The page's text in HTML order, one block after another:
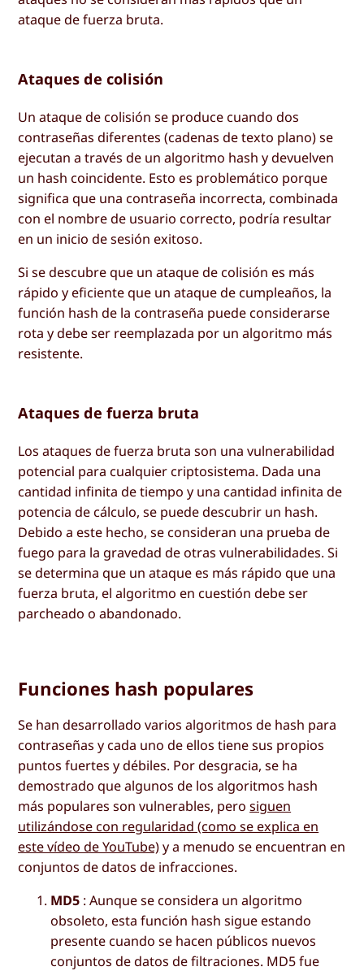
ataque de fuerza bruta.
Ataques de colisión
Un ataque de colisión se produce cuando dos
contraseñas diferentes (cadenas de texto plano) se
ejecutan a través de un algoritmo hash y devuelven
un hash coincidente. Esto es problemático porque
significa que una contraseña incorrecta, combinada
con el nombre de usuario correcto, podría resultar
en un inicio de sesión exitoso.
Si se descubre que un ataque de colisión es más
rápido y eficiente que un ataque de cumpleaños, la
función hash de la contraseña puede considerarse
rota y debe ser reemplazada por un algoritmo más
resistente.
Ataques de fuerza bruta
Los ataques de fuerza bruta son una vulnerabilidad
potencial para cualquier criptosistema. Dada una
cantidad infinita de tiempo y una cantidad infinita de
potencia de cálculo, se puede descubrir un hash.
Debido a este hecho, se consideran una prueba de
fuego para la gravedad de otras vulnerabilidades. Si
se determina que un ataque es más rápido que una
fuerza bruta, el algoritmo en cuestión debe ser
parcheado o abandonado.
Funciones hash populares
Se han desarrollado varios algoritmos de hash para
contraseñas y cada uno de ellos tiene sus propios
puntos fuertes y débiles. Por desgracia, se ha
demostrado que algunos de los algoritmos hash
más populares son vulnerables, perosiguen
utilizándose con regularidad (como se explica en
este vídeo de YouTube)y a menudo se encuentran en
conjuntos de datos de infracciones.
MD5 : Aunque se considera un algoritmo
obsoleto, esta función hash sigue estando
presente cuando se hacen públicos nuevos
conjuntos de datos de filtraciones. MD5 fue